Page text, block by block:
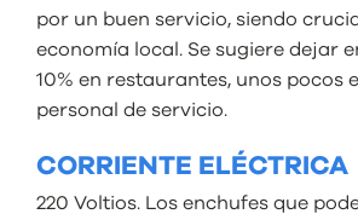
por un buen servicio, siendo
economía local. Se sugiere dejar
10% en restaurantes, unos pocos
personal de servicio.
CORRIENTE ELÉCTRICA
220 Voltios. Los enchufes que